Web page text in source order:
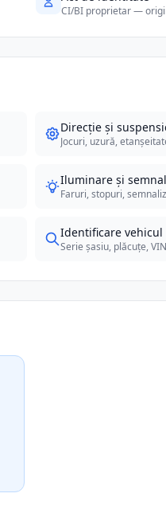
CI/BI proprietar —
Direcție și
Jocuri, uzură,
Iluminare și
Faruri, stopuri,
Identificare vehicul
Serie șasiu, plăcuțe, VIN